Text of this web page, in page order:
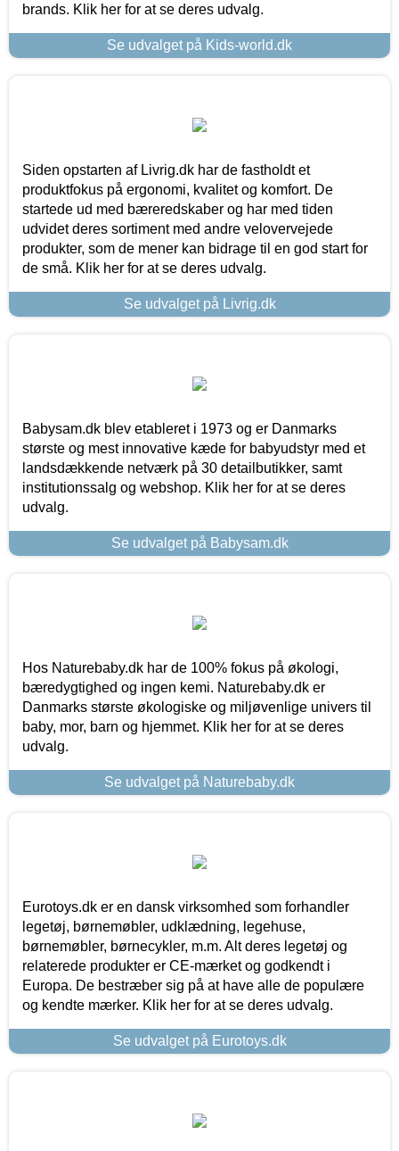
brands. Klik her for at se deres udvalg.
Se udvalget på Kids-world.dk
Siden opstarten af Livrig.dk har de fastholdt et
produktfokus på ergonomi, kvalitet og komfort. De
startede ud med bæreredskaber og har med tiden
udvidet deres sortiment med andre velovervejede
produkter, som de mener kan bidrage til en god start for
de små. Klik her for at se deres udvalg.
Se udvalget på Livrig.dk
Babysam.dk blev etableret i 1973 og er Danmarks
største og mest innovative kæde for babyudstyr med et
landsdækkende netværk på 30 detailbutikker, samt
institutionssalg og webshop. Klik her for at se deres
udvalg.
Se udvalget på Babysam.dk
Hos Naturebaby.dk har de 100% fokus på økologi,
bæredygtighed og ingen kemi. Naturebaby.dk er
Danmarks største økologiske og miljøvenlige univers til
baby, mor, barn og hjemmet. Klik her for at se deres
udvalg.
Se udvalget på Naturebaby.dk
Eurotoys.dk er en dansk virksomhed som forhandler
legetøj, børnemøbler, udklædning, legehuse,
børnemøbler, børnecykler, m.m. Alt deres legetøj og
relaterede produkter er CE-mærket og godkendt i
Europa. De bestræber sig på at have alle de populære
og kendte mærker. Klik her for at se deres udvalg.
Se udvalget på Eurotoys.dk